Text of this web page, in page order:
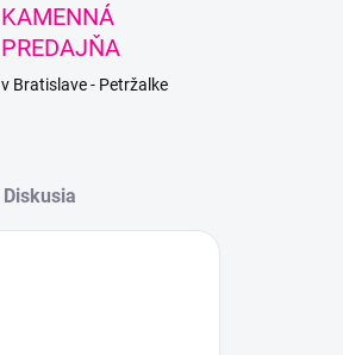
KAMENNÁ
PREDAJŇA
v Bratislave - Petržalke
Diskusia